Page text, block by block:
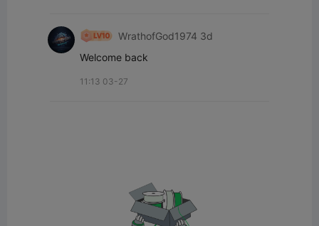
WrathofGod1974 3d
Welcome back
11:13 03-27